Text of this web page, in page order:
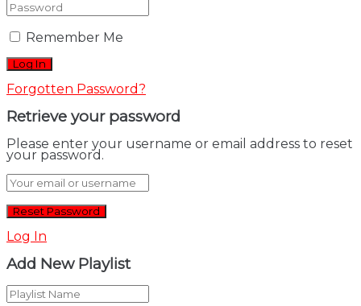
Remember Me
Forgotten Password?
Retrieve your password
Please enter your username or email address to reset
your password.
Log In
Add New Playlist